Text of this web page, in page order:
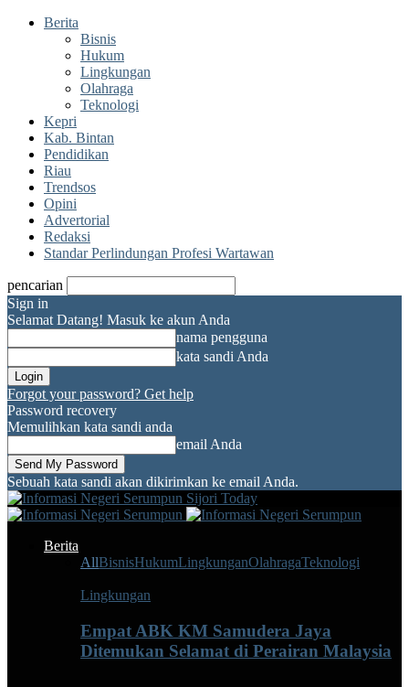
Berita
Bisnis
Hukum
Lingkungan
Olahraga
Teknologi
Kepri
Kab. Bintan
Pendidikan
Riau
Trendsos
Opini
Advertorial
Redaksi
Standar Perlindungan Profesi Wartawan
pencarian
Sign in
Selamat Datang! Masuk ke akun Anda
nama pengguna
kata sandi Anda
Forgot your password? Get help
Password recovery
Memulihkan kata sandi anda
email Anda
Sebuah kata sandi akan dikirimkan ke email Anda.
Sijori Today
Berita
AllBisnisHukumLingkunganOlahragaTeknologi
Lingkungan
Empat ABK KM Samudera Jaya
Ditemukan Selamat di Perairan Malaysia